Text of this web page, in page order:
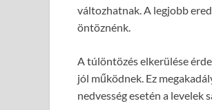
változhatnak. A legjobb
öntöznénk.
A túlöntözés elkerülése
jól működnek. Ez
nedvesség esetén a levelek